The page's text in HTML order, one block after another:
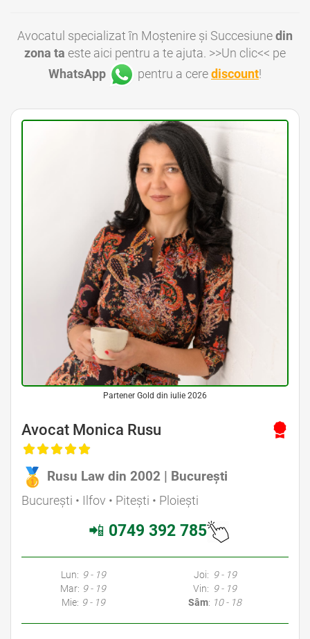
Avocatul specializat în Moștenire și Succesiunedin
zona ta este aici pentru a te ajuta. >>Un clic<< pe
WhatsApp
pentru a cerediscount!
Partener Gold din iulie 2026
Avocat Monica Rusu
Rusu Law din 2002 | București
București • Ilfov • Pitești • Ploiești
📲 0749 392 785
Lun: 9 - 19
Mar: 9 - 19
Mie: 9 - 19
Joi: 9 - 19
Vin: 9 - 19
Sâm: 10 - 18